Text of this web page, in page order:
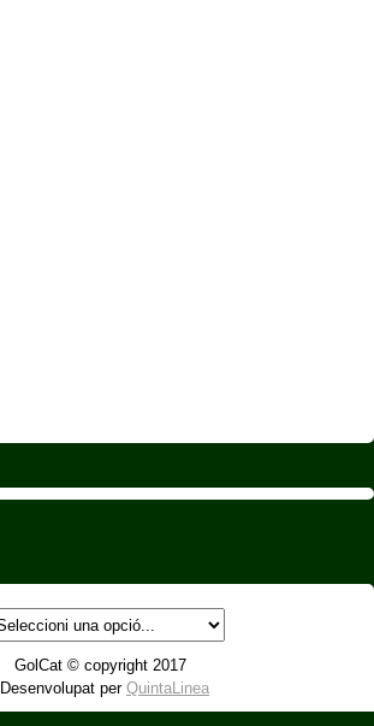
GolCat © copyright 2017
Desenvolupat per QuintaLinea